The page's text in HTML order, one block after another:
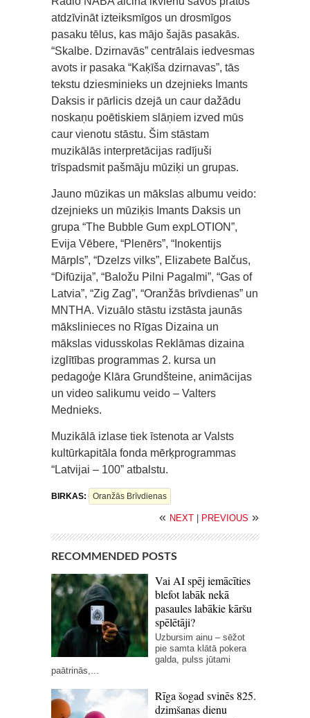
atdzīvināt izteiksmīgos un drosmīgos
pasaku tēlus, kas mājo šajās pasakās.
“Skalbe. Dzirnavās” centrālais iedvesmas
avots ir pasaka “Kaķīša dzirnavas”, tās
tekstu dziesminieks un dzejnieks Imants
Daksis ir pārlicis dzejā un caur dažādu
noskaņu poētiskiem slāņiem izved mūs
caur vienotu stāstu. Šim stāstam
muzikālās interpretācijas radījuši
trīspadsmit pašmāju mūziķi un grupas.
Jauno mūzikas un mākslas albumu veido:
dzejnieks un mūziķis Imants Daksis un
grupa “The Bubble Gum expLOTION”,
Evija Vēbere, “Plenērs”, “Inokentijs
Mārpls”, “Dzelzs vilks”, Elizabete Balčus,
“Difūzija”, “Baložu Pilni Pagalmi”, “Gas of
Latvia”, “Zig Zag”, “Oranžās brīvdienas” un
MNTHA. Vizuālo stāstu izstāsta jaunās
mākslinieces no Rīgas Dizaina un
mākslas vidusskolas Reklāmas dizaina
izglītības programmas 2. kursa un
pedagoģe Klāra Grundšteine, animācijas
un video salikumu veido – Valters
Mednieks.
Muzikālā izlase tiek īstenota ar Valsts
kultūrkapitāla fonda mērķprogrammas
“Latvijai – 100” atbalstu.
BIRKAS: Oranžās Brīvdienas
« NEXT PREVIOUS »
RECOMMENDED POSTS
Vai AI spēj iemācīties
blefot labāk nekā
pasaules labākie kāršu
spēlētāji?
Uzbursim ainu – sēžot
pie samta klātā pokera
galda, pulss jūtami
paātrinās,...
Rīga šogad svinēs 825.
dzimšanas dienu